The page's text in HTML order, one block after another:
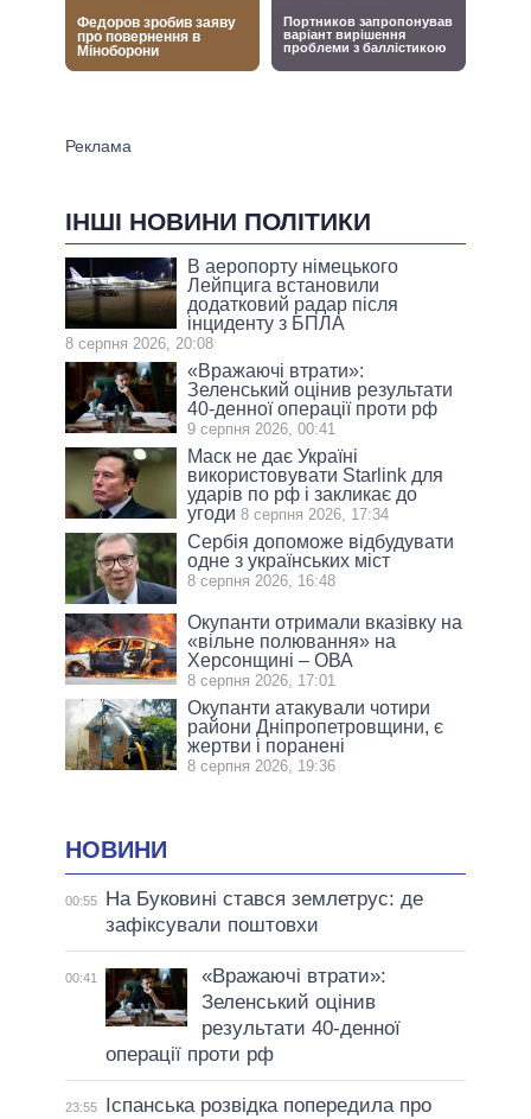
ІНШІ НОВИНИ ПОЛІТИКИ
В аеропорту німецького
Лейпцига встановили
додатковий радар після
інциденту з БПЛА
8 серпня 2026, 20:08
«Вражаючі втрати»:
Зеленський оцінив результати
40-денної операції проти рф
9 серпня 2026, 00:41
Маск не дає Україні
використовувати Starlink для
ударів по рф і закликає до
угоди 8 серпня 2026, 17:34
Сербія допоможе відбудувати
одне з українських міст
8 серпня 2026, 16:48
Окупанти отримали вказівку на
«вільне полювання» на
Херсонщині – ОВА
8 серпня 2026, 17:01
Окупанти атакували чотири
райони Дніпропетровщини, є
жертви і поранені
8 серпня 2026, 19:36
НОВИНИ
00:55
На Буковині стався землетрус: де
зафіксували поштовхи
00:41
«Вражаючі втрати»:
Зеленський оцінив
результати 40-денної
операції проти рф
23:55
Іспанська розвідка попередила про